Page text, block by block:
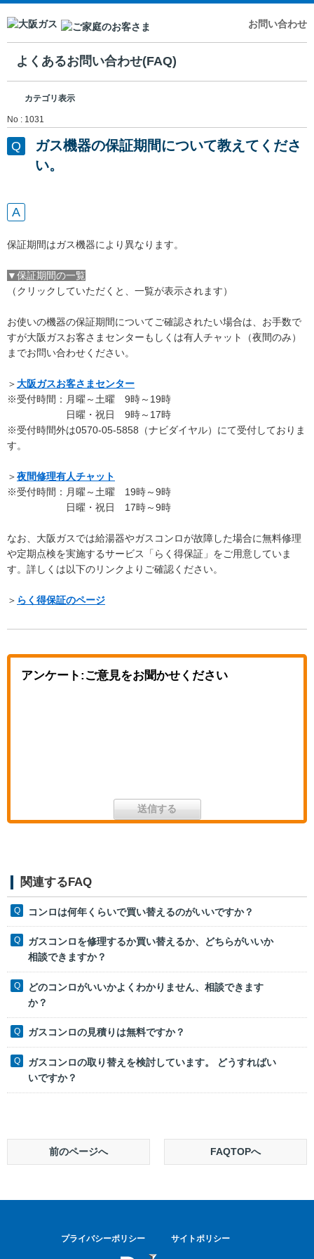
お問い合わせ
よくあるお問い合わせ(FAQ)
カテゴリ表示
No : 1031
ガス機器の保証期間について教えてくださ
い。
保証期間はガス機器により異なります。
▼保証期間の一覧
（クリックしていただくと、一覧が表示されます）
お使いの機器の保証期間についてご確認されたい場合は、お手数で
すが大阪ガスお客さまセンターもしくは有人チャット（夜間のみ）
までお問い合わせください。
＞大阪ガスお客さまセンター
※受付時間：月曜～土曜 9時～19時
日曜・祝日 9時～17時
※受付時間外は0570-05-5858（ナビダイヤル）にて受付しておりま
す。
＞夜間修理有人チャット
※受付時間：月曜～土曜 19時～9時
日曜・祝日 17時～9時
なお、大阪ガスでは給湯器やガスコンロが故障した場合に無料修理
や定期点検を実施するサービス「らく得保証」をご用意していま
す。詳しくは以下のリンクよりご確認ください。
＞ らく得保証のページ
アンケート:ご意見をお聞かせください
関連するFAQ
コンロは何年くらいで買い替えるのがいいですか？
ガスコンロを修理するか買い替えるか、どちらがいいか
相談できますか？
どのコンロがいいかよくわかりません、相談できます
か？
ガスコンロの見積りは無料ですか？
ガスコンロの取り替えを検討しています。 どうすればい
いですか？
前のページへ FAQTOPへ
プライバシーポリシー サイトポリシー